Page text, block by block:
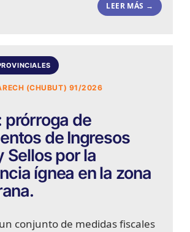
LEER MÁS →
(CHUBUT) 91/2026
prórroga de
de Ingresos
Sellos por la
ígnea en la zona
conjunto de medidas fiscales